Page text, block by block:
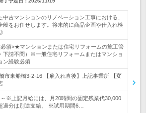
中古マンションのリノベーション工事における、
般をお任せします。将来的に商品企画や仕入れ検
必須>★マンションまたは住宅リフォームの施工管
下請不問）※一般住宅リフォームまたはマンショ
ン経験必須
市東船橋3-2-16 【雇入れ直後】上記事業所 【変
～※上記月給には、月20時間の固定残業代30,000
過分は別途支給。 ※試用期間6…